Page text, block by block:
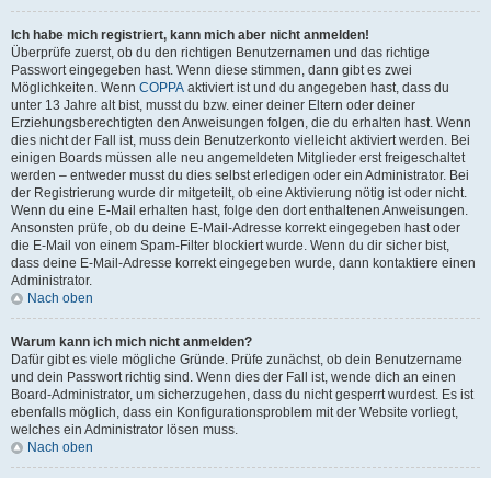
Ich habe mich registriert, kann mich aber nicht anmelden!
Überprüfe zuerst, ob du den richtigen Benutzernamen und das richtige
Passwort eingegeben hast. Wenn diese stimmen, dann gibt es zwei
Möglichkeiten. Wenn COPPA aktiviert ist und du angegeben hast, dass du
unter 13 Jahre alt bist, musst du bzw. einer deiner Eltern oder deiner
Erziehungsberechtigten den Anweisungen folgen, die du erhalten hast. Wenn
dies nicht der Fall ist, muss dein Benutzerkonto vielleicht aktiviert werden. Bei
einigen Boards müssen alle neu angemeldeten Mitglieder erst freigeschaltet
werden – entweder musst du dies selbst erledigen oder ein Administrator. Bei
der Registrierung wurde dir mitgeteilt, ob eine Aktivierung nötig ist oder nicht.
Wenn du eine E-Mail erhalten hast, folge den dort enthaltenen Anweisungen.
Ansonsten prüfe, ob du deine E-Mail-Adresse korrekt eingegeben hast oder
die E-Mail von einem Spam-Filter blockiert wurde. Wenn du dir sicher bist,
dass deine E-Mail-Adresse korrekt eingegeben wurde, dann kontaktiere einen
Administrator.
Nach oben
Warum kann ich mich nicht anmelden?
Dafür gibt es viele mögliche Gründe. Prüfe zunächst, ob dein Benutzername
und dein Passwort richtig sind. Wenn dies der Fall ist, wende dich an einen
Board-Administrator, um sicherzugehen, dass du nicht gesperrt wurdest. Es ist
ebenfalls möglich, dass ein Konfigurationsproblem mit der Website vorliegt,
welches ein Administrator lösen muss.
Nach oben